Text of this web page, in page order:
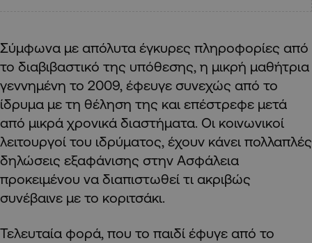
Σύμφωνα με απόλυτα έγκυρες πληροφορίες από
το διαβιβαστικό της υπόθεσης, η μικρή μαθήτρια
γεννημένη το 2009, έφευγε συνεχώς από το
ίδρυμα με τη θέληση της και επέστρεφε μετά
από μικρά χρονικά διαστήματα. Οι κοινωνικοί
λειτουργοί του ιδρύματος, έχουν κάνει πολλαπλές
δηλώσεις εξαφάνισης στην Ασφάλεια
προκειμένου να διαπιστωθεί τι ακριβώς
συνέβαινε με το κοριτσάκι.
Τελευταία φορά, που το παιδί έφυγε από το